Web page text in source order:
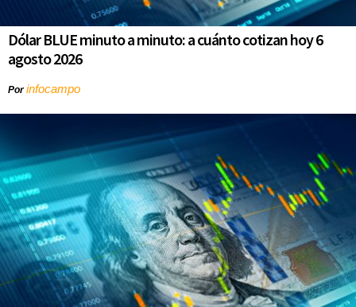
Dólar BLUE minuto a minuto: a cuánto cotizan hoy 6
agosto 2026
Porinfocampo